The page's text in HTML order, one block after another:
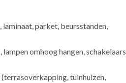
parket, beursstanden,
omhoog hangen, schakelaars
tuinhuizen,